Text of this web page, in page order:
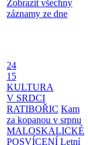
Zobrazit všechny
záznamy ze dne
24
15
KULTURA
V SRDCI
RATIBOŘIC Kam
za kopanou v srpnu
MALOSKALICKÉ
POSVÍCENÍ Letní